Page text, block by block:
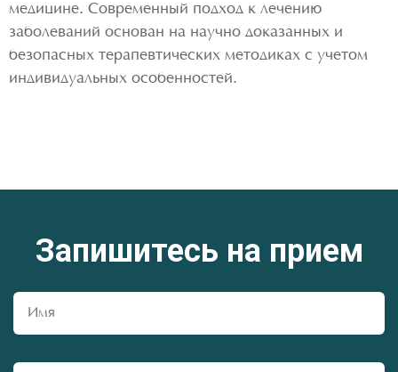
медицине. Современный подход к лечению
заболеваний основан на научно доказанных и
безопасных терапевтических методиках с учетом
индивидуальных особенностей.
Запишитесь на прием